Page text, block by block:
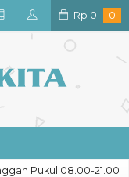
Rp 0 0
Pukul 08.00-21.00